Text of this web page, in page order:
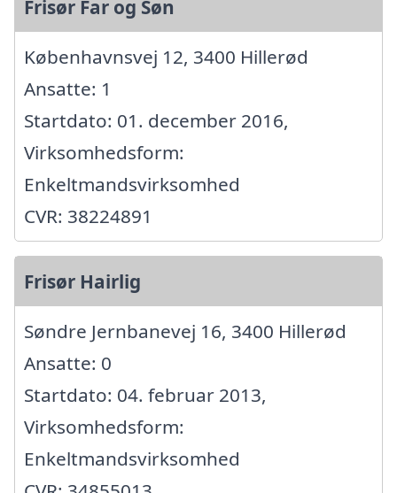
Frisør Far og Søn
Københavnsvej 12, 3400 Hillerød
Ansatte: 1
Startdato: 01. december 2016,
Virksomhedsform:
Enkeltmandsvirksomhed
CVR: 38224891
Frisør Hairlig
Søndre Jernbanevej 16, 3400 Hillerød
Ansatte: 0
Startdato: 04. februar 2013,
Virksomhedsform:
Enkeltmandsvirksomhed